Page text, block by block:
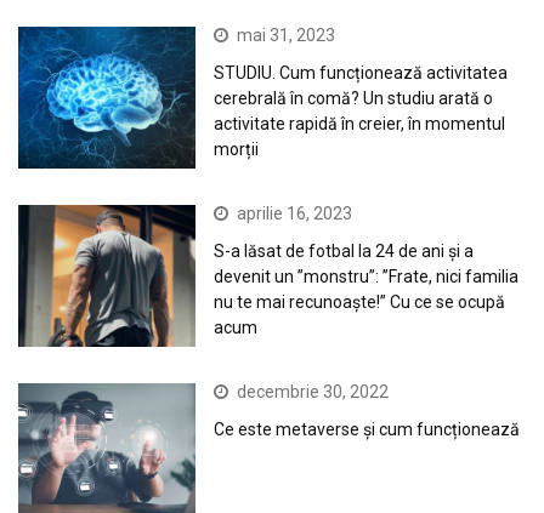
mai 31, 2023
STUDIU. Cum funcționează activitatea
cerebrală în comă? Un studiu arată o
activitate rapidă în creier, în momentul
morții
aprilie 16, 2023
S-a lăsat de fotbal la 24 de ani și a
devenit un ”monstru”: ”Frate, nici familia
nu te mai recunoaște!” Cu ce se ocupă
acum
decembrie 30, 2022
Ce este metaverse și cum funcționează